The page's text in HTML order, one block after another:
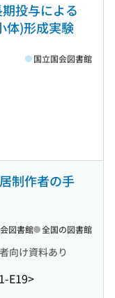
投与による
体)形成実験
国立国会図書館
制作者の手
向け資料あり
E19>
図書館 全国の図書館